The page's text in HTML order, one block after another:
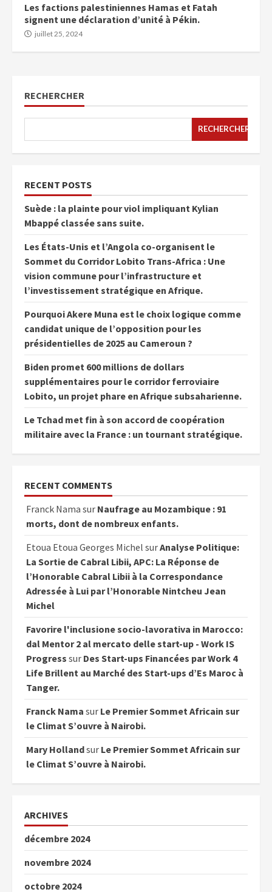
Les factions palestiniennes Hamas et Fatah
signent une déclaration d’unité à Pékin.
juillet 25, 2024
RECHERCHER
RECHERCHER
RECENT POSTS
Suède : la plainte pour viol impliquant Kylian
Mbappé classée sans suite.
Les États-Unis et l’Angola co-organisent le
Sommet du Corridor Lobito Trans-Africa : Une
vision commune pour l’infrastructure et
l’investissement stratégique en Afrique.
Pourquoi Akere Muna est le choix logique comme
candidat unique de l’opposition pour les
présidentielles de 2025 au Cameroun ?
Biden promet 600 millions de dollars
supplémentaires pour le corridor ferroviaire
Lobito, un projet phare en Afrique subsaharienne.
Le Tchad met fin à son accord de coopération
militaire avec la France : un tournant stratégique.
RECENT COMMENTS
Franck Nama sur Naufrage au Mozambique : 91
morts, dont de nombreux enfants.
Etoua Etoua Georges Michel surAnalyse Politique:
La Sortie de Cabral Libii, APC: La Réponse de
l’Honorable Cabral Libii à la Correspondance
Adressée à Lui par l’Honorable Nintcheu Jean
Michel
Favorire l'inclusione socio-lavorativa in Marocco:
dal Mentor 2 al mercato delle start-up - Work IS
Progress sur Des Start-ups Financées par Work 4
Life Brillent au Marché des Start-ups d’Es Maroc à
Tanger.
Franck Nama sur Le Premier Sommet Africain sur
le Climat S’ouvre à Nairobi.
Mary Hollandsur Le Premier Sommet Africain sur
le Climat S’ouvre à Nairobi.
ARCHIVES
décembre 2024
novembre 2024
octobre 2024